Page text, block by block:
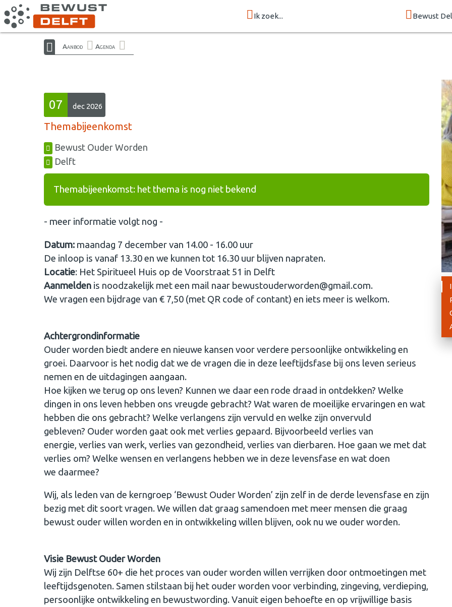
Ik zoek... Bewust
Aanbod Agenda
07 dec 2026
Themabijeenkomst
Bewust Ouder Worden
Delft
Themabijeenkomst: het thema is nog niet bekend
- meer informatie volgt nog -
Datum: maandag 7 december van 14.00 - 16.00 uur
De inloop is vanaf 13.30 en we kunnen tot 16.30 uur blijven napraten.
Locatie: Het Spiritueel Huis op de Voorstraat 51 in Delft
Aanmelden is noodzakelijk met een mail naar bewustouderworden@gmail.com.
We vragen een bijdrage van € 7,50 (met QR code of contant) en iets meer is welkom.
Achtergrondinformatie
Ouder worden biedt andere en nieuwe kansen voor verdere persoonlijke ontwikkeling en
groei. Daarvoor is het nodig dat we de vragen die in deze leeftijdsfase bij ons leven serieus
nemen en de uitdagingen aangaan.
Hoe kijken we terug op ons leven? Kunnen we daar een rode draad in ontdekken? Welke
dingen in ons leven hebben ons vreugde gebracht? Wat waren de moeilijke ervaringen en wat
hebben die ons gebracht? Welke verlangens zijn vervuld en welke zijn onvervuld
gebleven? Ouder worden gaat ook met verlies gepaard. Bijvoorbeeld verlies van
energie, verlies van werk, verlies van gezondheid, verlies van dierbaren. Hoe gaan we met dat
verlies om? Welke wensen en verlangens hebben we in deze levensfase en wat doen
we daarmee?
Wij, als leden van de kerngroep ‘Bewust Ouder Worden’ zijn zelf in de derde levensfase en zijn
bezig met dit soort vragen. We willen dat graag samendoen met meer mensen die graag
bewust ouder willen worden en in ontwikkeling willen blijven, ook nu we ouder worden.
Visie Bewust Ouder Worden
Wij zijn Delftse 60+ die het proces van ouder worden willen verrijken door ontmoetingen met
leeftijdsgenoten. Samen stilstaan bij het ouder worden voor verbinding, zingeving, verdieping,
persoonlijke ontwikkeling en bewustwording. Vanuit eigen behoefte en op vrijwillige basis